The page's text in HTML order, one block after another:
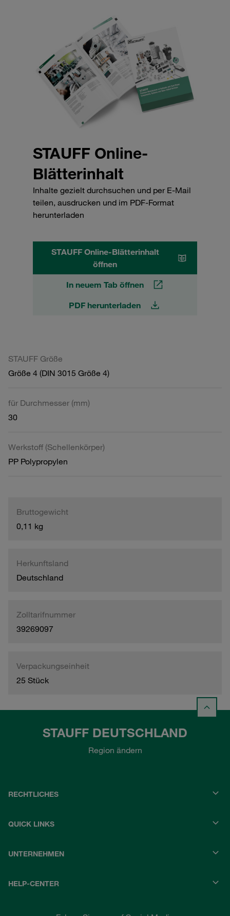
STAUFF Online-
Blätterinhalt
Inhalte gezielt durchsuchen und per E-Mail
teilen, ausdrucken und im PDF-Format
herunterladen
STAUFF Online-Blätterinhalt
öffnen
In neuem Tab öffnen
PDF herunterladen
STAUFF Größe
Größe 4 (DIN 3015 Größe 4)
für Durchmesser (mm)
30
Werkstoff (Schellenkörper)
PP Polypropylen
Bruttogewicht
0,11 kg
Herkunftsland
Deutschland
Zolltarifnummer
39269097
Verpackungseinheit
25 Stück
STAUFF DEUTSCHLAND
Region ändern
RECHTLICHES
QUICK LINKS
UNTERNEHMEN
HELP-CENTER